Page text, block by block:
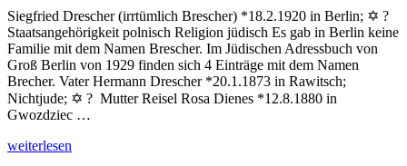
Siegfried Drescher (irrtümlich Brescher) *18.2.1920 in Berlin; ✡ ?
Staatsangehörigkeit polnisch Religion jüdisch Es gab in Berlin keine
Familie mit dem Namen Brescher. Im Jüdischen Adressbuch von
Groß Berlin von 1929 finden sich 4 Einträge mit dem Namen
Brecher. Vater Hermann Drescher *20.1.1873 in Rawitsch;
Nichtjude; ✡ ? Mutter Reisel Rosa Dienes *12.8.1880 in
Gwozdziec …
„Drescher
weiterlesen